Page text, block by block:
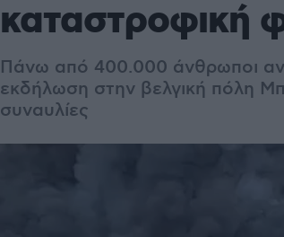
καταστροφική
Πάνω από 400.000 άνθρωποι
εκδήλωση στην βελγική πόλη
συναυλίες